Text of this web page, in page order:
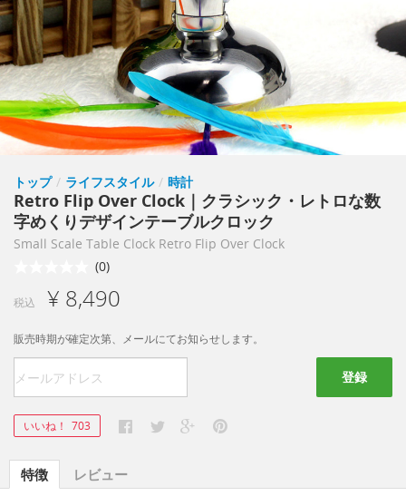
トップ / ライフスタイル / 時計
Retro Flip Over Clock｜クラシック・レトロな数
字めくりデザインテーブルクロック
Small Scale Table Clock Retro Flip Over Clock
(0)
税込 ¥ 8,490
販売時期が確定次第、メールにてお知らせします。
登録
いいね！ 703
特徴 レビュー